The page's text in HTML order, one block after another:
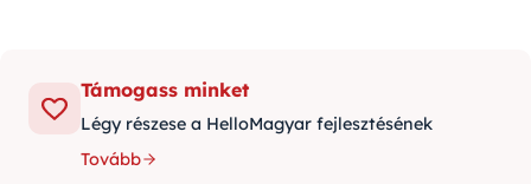
Támogass minket
Légy részese a HelloMagyar fejlesztésének
Tovább